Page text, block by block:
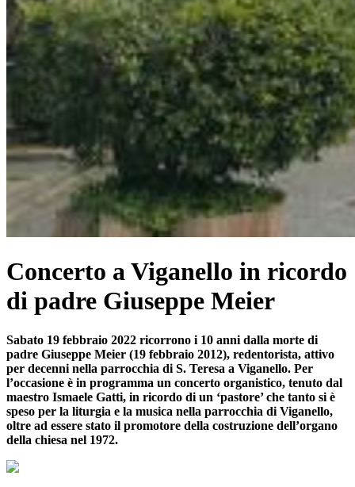
Concerto a Viganello in ricordo
di padre Giuseppe Meier
Sabato 19 febbraio 2022 ricorrono i 10 anni dalla morte di
padre Giuseppe Meier (19 febbraio 2012), redentorista, attivo
per decenni nella parrocchia di S. Teresa a Viganello. Per
l’occasione è in programma un concerto organistico, tenuto dal
maestro Ismaele Gatti, in ricordo di un ‘pastore’ che tanto si è
speso per la liturgia e la musica nella parrocchia di Viganello,
oltre ad essere stato il promotore della costruzione dell’organo
della chiesa nel 1972.